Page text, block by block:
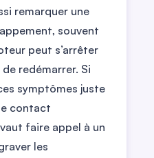
remarquer une
souvent
peut s’arrêter
redémarrer. Si
symptômes juste
contact
faire appel à un
les